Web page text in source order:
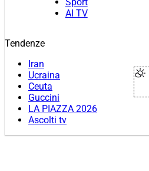
Sport
AI TV
Tendenze
Iran
Ucraina
Ceuta
Guccini
LA PIAZZA 2026
Ascolti tv